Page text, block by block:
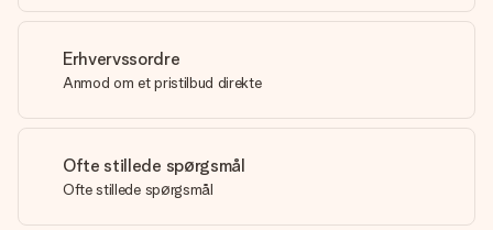
Erhvervssordre
Anmod om et pristilbud direkte
Ofte stillede spørgsmål
Ofte stillede spørgsmål